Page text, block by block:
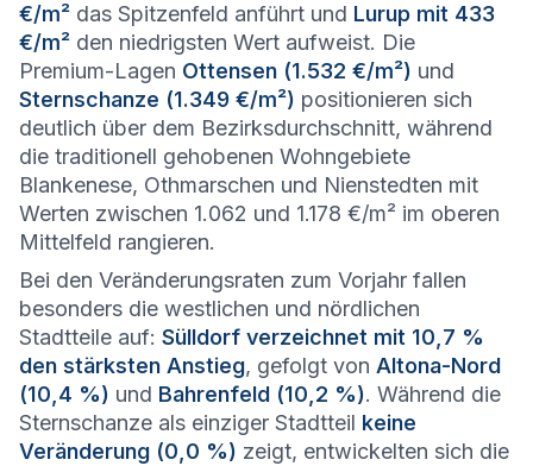
€/m² das Spitzenfeld anführt und Lurup mit 433
€/m² den niedrigsten Wert aufweist. Die
Premium-Lagen Ottensen (1.532 €/m²) und
Sternschanze (1.349 €/m²) positionieren sich
deutlich über dem Bezirksdurchschnitt, während
die traditionell gehobenen Wohngebiete
Blankenese, Othmarschen und Nienstedten mit
Werten zwischen 1.062 und 1.178 €/m² im oberen
Mittelfeld rangieren.
Bei den Veränderungsraten zum Vorjahr fallen
besonders die westlichen und nördlichen
Stadtteile auf: Sülldorf verzeichnet mit 10,7 %
den stärksten Anstieg, gefolgt von Altona-Nord
(10,4 %) und Bahrenfeld (10,2 %). Während die
Sternschanze als einziger Stadtteil keine
Veränderung (0,0 %) zeigt, entwickelten sich die